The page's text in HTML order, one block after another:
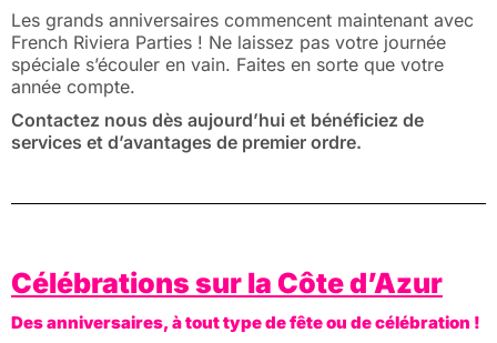
Les grands anniversaires commencent maintenant avec
French Riviera Parties ! Ne laissez pas votre journée
spéciale s’écouler en vain. Faites en sorte que votre
année compte.
Contactez nous dès aujourd’hui et bénéficiez de
services et d’avantages de premier ordre.
Célébrations sur la Côte d’Azur
Des anniversaires, à tout type de fête ou de célébration !